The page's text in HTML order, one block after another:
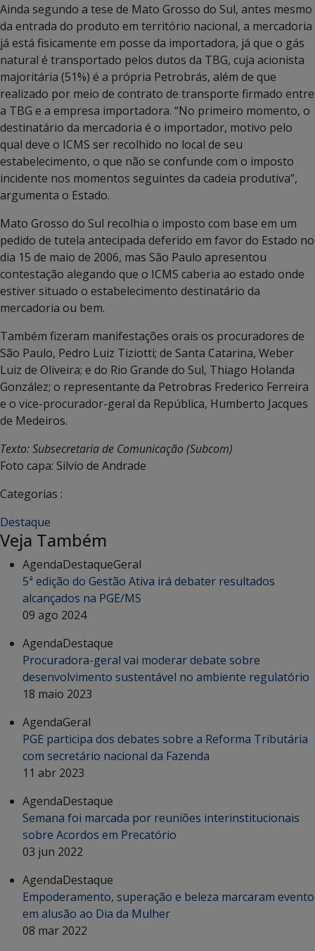
Ainda segundo a tese de Mato Grosso do Sul, antes mesmo
da entrada do produto em território nacional, a mercadoria
já está fisicamente em posse da importadora, já que o gás
natural é transportado pelos dutos da TBG, cuja acionista
majoritária (51%) é a própria Petrobrás, além de que
realizado por meio de contrato de transporte firmado entre
a TBG e a empresa importadora. “No primeiro momento, o
destinatário da mercadoria é o importador, motivo pelo
qual deve o ICMS ser recolhido no local de seu
estabelecimento, o que não se confunde com o imposto
incidente nos momentos seguintes da cadeia produtiva”,
argumenta o Estado.
Mato Grosso do Sul recolhia o imposto com base em um
pedido de tutela antecipada deferido em favor do Estado no
dia 15 de maio de 2006, mas São Paulo apresentou
contestação alegando que o ICMS caberia ao estado onde
estiver situado o estabelecimento destinatário da
mercadoria ou bem.
Também fizeram manifestações orais os procuradores de
São Paulo, Pedro Luiz Tiziotti; de Santa Catarina, Weber
Luiz de Oliveira; e do Rio Grande do Sul, Thiago Holanda
González; o representante da Petrobras Frederico Ferreira
e o vice-procurador-geral da República, Humberto Jacques
de Medeiros.
Texto: Subsecretaria de Comunicação (Subcom)
Foto capa: Silvio de Andrade
Categorias :
Destaque
Veja Também
AgendaDestaqueGeral
5ª edição do Gestão Ativa irá debater resultados
alcançados na PGE/MS
09 ago 2024
AgendaDestaque
Procuradora-geral vai moderar debate sobre
desenvolvimento sustentável no ambiente regulatório
18 maio 2023
AgendaGeral
PGE participa dos debates sobre a Reforma Tributária
com secretário nacional da Fazenda
11 abr 2023
AgendaDestaque
Semana foi marcada por reuniões interinstitucionais
sobre Acordos em Precatório
03 jun 2022
AgendaDestaque
Empoderamento, superação e beleza marcaram evento
em alusão ao Dia da Mulher
08 mar 2022